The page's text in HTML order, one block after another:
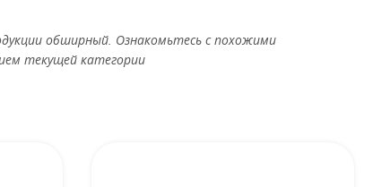
обширный. Ознакомьтесь с похожими
текущей категории